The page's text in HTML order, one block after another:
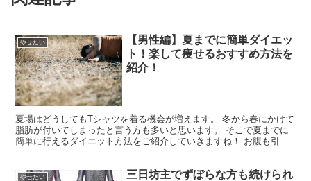
やせたい
【男性編】夏までに簡単ダイエッ
ト！楽して痩せるおすすめ方法を
紹介！
夏場はどうしてもTシャツを着る機会が増えます。 冬から春にかけて
脂肪が付いてしまったと言う方も多いと思います。 そこで夏までに
簡単に行えるダイエット方法をご紹介していきますね！ お腹も引き
やせたい
三日坊主でずぼらな方も続けられ